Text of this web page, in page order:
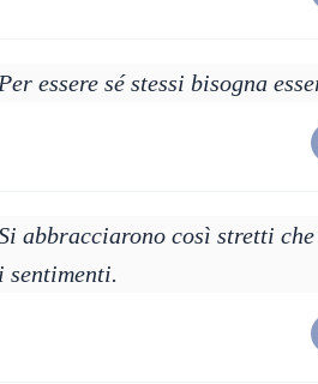
essere sé stessi bisogna
abbracciarono così stretti
sentimenti.